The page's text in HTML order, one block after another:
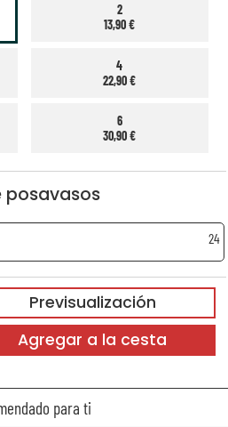
2
13,90 €
4
22,90 €
6
30,90 €
posavasos
24
Previsualización
Agregar a la cesta
para ti